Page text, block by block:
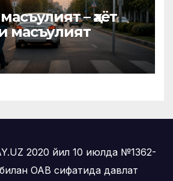
– ҳаёт
масъулият
2020 йил 10 июлда №1362-
ОАВ сифатида давлат